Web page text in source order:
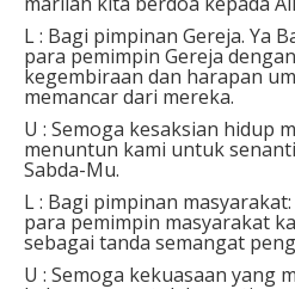
L : Bagi pimpinan Gereja. Ya
para pemimpin Gereja
kegembiraan dan harapan
memancar dari mereka.⁣
U : Semoga kesaksian hidup
menuntun kami untuk
Sabda-Mu.⁣
L : Bagi pimpinan
para pemimpin masyarakat
sebagai tanda semangat
U : Semoga kekuasaan yang